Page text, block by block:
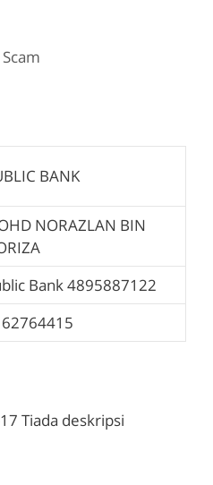
BANK
NORAZLAN BIN
Bank 4895887122
Tiada deskripsi